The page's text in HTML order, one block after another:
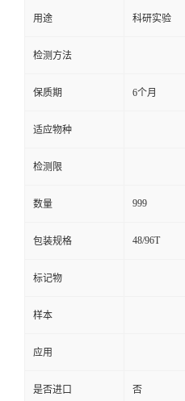
言
用途 科研实验
检测方法
保质期 6个月
适应物种
检测限
数量 999
包装规格 48/96T
标记物
样本
应用
是否进口 否